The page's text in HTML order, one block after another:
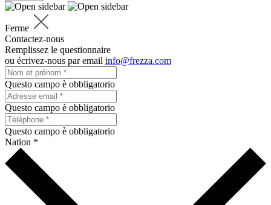
Ferme
Contactez-nous
Remplissez le questionnaire
ou écrivez-nous par email info@frezza.com
Questo campo è obbligatorio
Questo campo è obbligatorio
Questo campo è obbligatorio
Nation *